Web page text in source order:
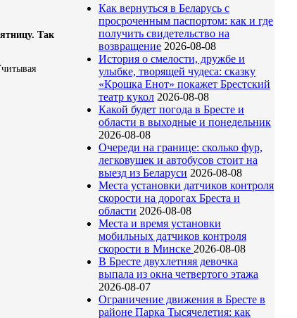
Так
Как вернуться в Беларусь с
просроченным паспортом: как и где
получить свидетельство на
возвращение 2026-08-08
История о смелости, дружбе и
улыбке, творящей чудеса: сказку
«Крошка Енот» покажет Брестский
театр кукол 2026-08-08
Какой будет погода в Бресте и
области в выходные и понедельник
2026-08-08
Очереди на границе: сколько фур,
легковушек и автобусов стоит на
выезд из Беларуси 2026-08-08
Места установки датчиков контроля
скорости на дорогах Бреста и
области 2026-08-08
Места и время установки
мобильных датчиков контроля
скорости в Минске 2026-08-08
В Бресте двухлетняя девочка
выпала из окна четвертого этажа
2026-08-07
Ограничение движения в Бресте в
районе Парка Тысячелетия: как